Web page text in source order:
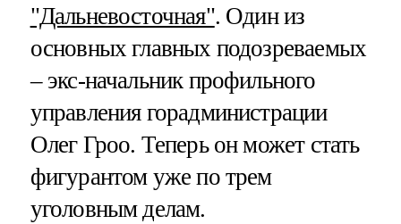
"Дальневосточная". Один из
основных главных подозреваемых
– экс-начальник профильного
управления горадминистрации
Олег Гроо. Теперь он может стать
фигурантом уже по трем
уголовным делам.